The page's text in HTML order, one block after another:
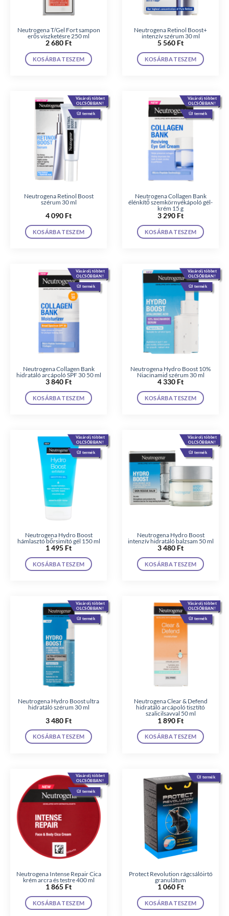
Neutrogena T/Gel Fort sampon
erős viszketésre 250 ml
2 680 Ft
KOSÁRBA TESZEM
Neutrogena Retinol Boost+
intenzív szérum 30 ml
5 560 Ft
KOSÁRBA TESZEM
Vásárolj többet
OLCSÓBBAN!
ÚJ termék
Neutrogena Retinol Boost
szérum 30 ml
4 090 Ft
KOSÁRBA TESZEM
Vásárolj többet
OLCSÓBBAN!
ÚJ termék
Neutrogena Collagen Bank
élénkítő szemkörnyékápoló gél-
krém 15 g
3 290 Ft
KOSÁRBA TESZEM
Vásárolj többet
OLCSÓBBAN!
ÚJ termék
Neutrogena Collagen Bank
hidratáló arcápoló SPF 30 50 ml
3 840 Ft
KOSÁRBA TESZEM
Vásárolj többet
OLCSÓBBAN!
ÚJ termék
Neutrogena Hydro Boost 10%
Niacinamid szérum 30 ml
4 330 Ft
KOSÁRBA TESZEM
Vásárolj többet
OLCSÓBBAN!
ÚJ termék
Neutrogena Hydro Boost
hámlasztó bőrsimító gél 150 ml
1 495 Ft
KOSÁRBA TESZEM
Vásárolj többet
OLCSÓBBAN!
ÚJ termék
Neutrogena Hydro Boost
intenzív hidratáló balzsam 50 ml
3 480 Ft
KOSÁRBA TESZEM
Vásárolj többet
OLCSÓBBAN!
ÚJ termék
Neutrogena Hydro Boost ultra
hidratáló szérum 30 ml
3 480 Ft
KOSÁRBA TESZEM
Vásárolj többet
OLCSÓBBAN!
ÚJ termék
Neutrogena Clear & Defend
hidratáló arcápoló tisztító
szalicilsavval 50 ml
1 890 Ft
KOSÁRBA TESZEM
Vásárolj többet
OLCSÓBBAN!
ÚJ termék
Neutrogena Intense Repair Cica
krém arcra és testre 400 ml
1 865 Ft
KOSÁRBA TESZEM
ÚJ termék
Protect Revolution rágcsálóirtó
granulátum
1 060 Ft
KOSÁRBA TESZEM